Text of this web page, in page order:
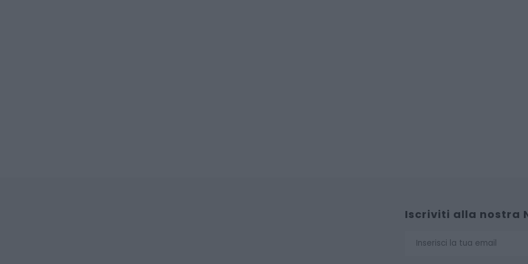
Iscriviti alla nostra